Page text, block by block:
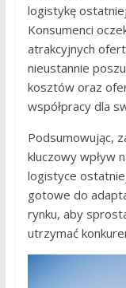
logistykę
Konsumenci
atrakcyjnych
nieustannie
kosztów oraz
współpracy dla
Podsumowując,
kluczowy wpływ
logistyce
gotowe do
rynku, aby
utrzymać